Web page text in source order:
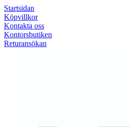
Startsidan
Köpvillkor
Kontakta oss
Kontorsbutiken
Returansökan